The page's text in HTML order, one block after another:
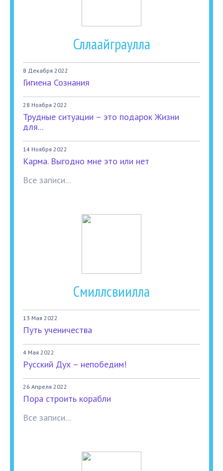
Сллаайграулла
8 Декабря 2022
Гигиена Сознания
28 Ноября 2022
Трудные ситуации – это подарок Жизни
для...
14 Ноября 2022
Карма. Выгодно мне это или нет
Все записи...
Смиллсвиилла
13 Мая 2022
Путь ученичества
4 Мая 2022
Русский Дух – непобедим!
26 Апреля 2022
Пора строить корабли
Все записи...